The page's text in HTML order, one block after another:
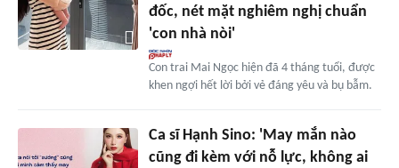
đốc, nét mặt nghiêm nghị chuẩn
'con nhà nòi'
Con trai Mai Ngọc hiện đã 4 tháng tuổi, được
khen ngợi hết lời bởi vẻ đáng yêu và bụ bẫm.
Ca sĩ Hạnh Sino: 'May mắn nào
cũng đi kèm với nỗ lực, không ai